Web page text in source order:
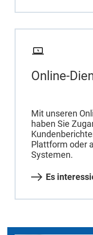
Online-
Mit unseren
haben Sie
Plattform oder
Systemen.
Es